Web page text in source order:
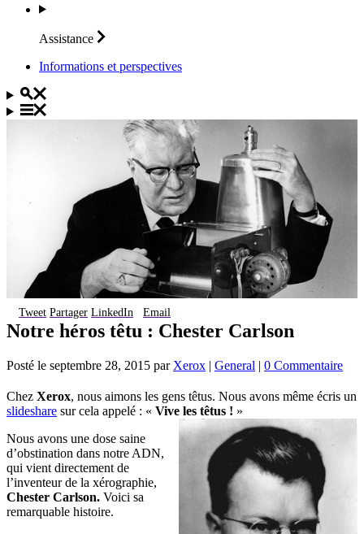
Assistance
Informations et perspectives
Tweet Partager LinkedIn Email
Notre héros têtu : Chester Carlson
Posté le septembre 28, 2015 par Xerox | General | 0 Commentaire
Chez Xerox, nous aimons les gens têtus. Nous avons même écris un
slideshare sur cela appelé : « Vive les têtus ! »
Nous avons une dose saine
d’obstination dans notre ADN,
qui vient directement de
l’inventeur de la xérographie,
Chester Carlson. Voici sa
remarquable histoire.